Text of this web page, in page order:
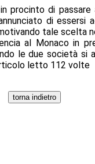
procinto di
di
tale scelta
al Monaco in
le due società si
letto 112 volte